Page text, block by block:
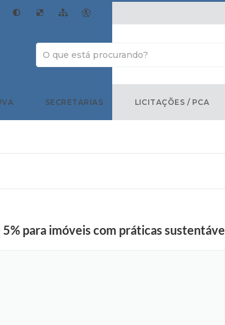
SECRETARIAS LICITAÇÕES / PCA
para imóveis com práticas